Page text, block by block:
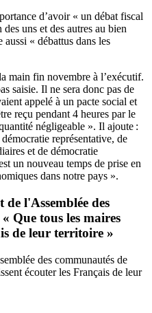
d’avoir « un débat fiscal
uns et des autres au bien
« débattus dans les
main fin novembre à l’exécutif.
saisie. Il ne sera donc pas de
appelé à un pacte social et
reçu pendant 4 heures par le
négligeable ». Il ajoute :
représentative, de
et de démocratie
un nouveau temps de prise en
dans notre pays ».
l'Assemblée des
Que tous les maires
de leur territoire »
des communautés de
écouter les Français de leur